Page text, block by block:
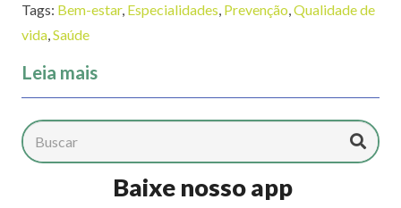
Tags: Bem-estar, Especialidades, Prevenção,Qualidade de
vida,Saúde
Leia mais
Baixe nosso app